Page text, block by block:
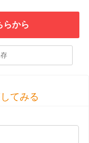
らから
てみる